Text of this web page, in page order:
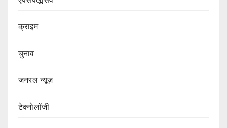
क्राइम
चुनाव
जनरल न्यूज़
टेक्नोलॉजी